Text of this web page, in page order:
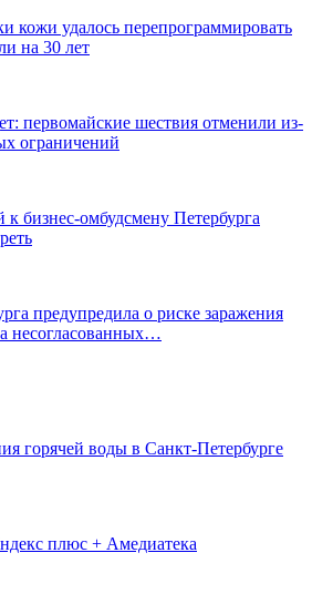
кожи удалось перепрограммировать
на 30 лет
первомайские шествия отменили из-
ограничений
бизнес-омбудсмену Петербурга
предупредила о риске заражения
несогласованных…
горячей воды в Санкт-Петербурге
плюс + Амедиатека